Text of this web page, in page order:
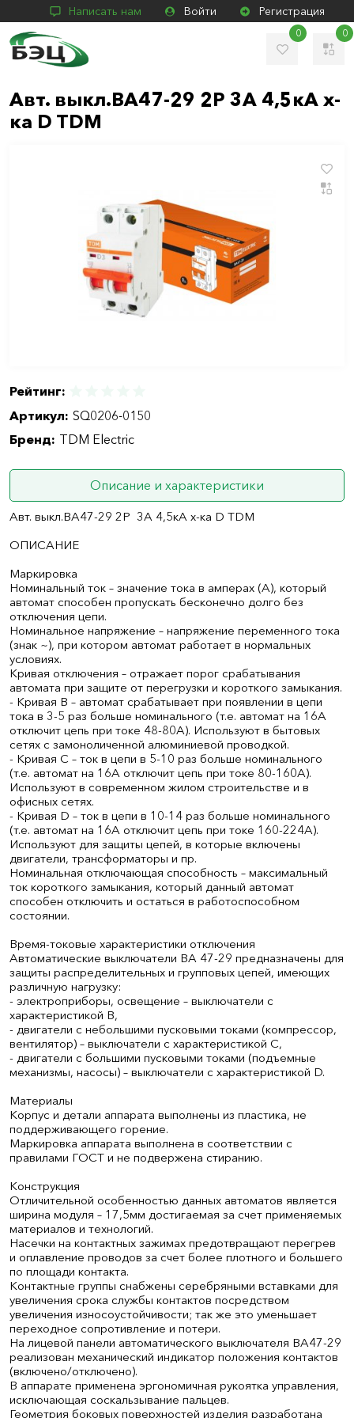
Написать нам Войти Регистрация
0 0
Авт. выкл.ВА47-29 2Р 3А 4,5кА х-
ка D TDM
Рейтинг:
Артикул: SQ0206-0150
Бренд: TDM Electric
Описание и характеристики
Авт. выкл.ВА47-29 2Р 3А 4,5кА х-ка D TDM
ОПИСАНИЕ
Маркировка
Номинальный ток – значение тока в амперах (А), который
автомат способен пропускать бесконечно долго без
отключения цепи.
Номинальное напряжение – напряжение переменного тока
(знак ~), при котором автомат работает в нормальных
условиях.
Кривая отключения – отражает порог срабатывания
автомата при защите от перегрузки и короткого замыкания.
- Кривая B – автомат срабатывает при появлении в цепи
тока в 3-5 раз больше номинального (т.е. автомат на 16А
отключит цепь при токе 48-80А). Используют в бытовых
сетях с замоноличенной алюминиевой проводкой.
- Кривая С – ток в цепи в 5-10 раз больше номинального
(т.е. автомат на 16А отключит цепь при токе 80-160А).
Используют в современном жилом строительстве и в
офисных сетях.
- Кривая D – ток в цепи в 10-14 раз больше номинального
(т.е. автомат на 16А отключит цепь при токе 160-224А).
Используют для защиты цепей, в которые включены
двигатели, трансформаторы и пр.
Номинальная отключающая способность – максимальный
ток короткого замыкания, который данный автомат
способен отключить и остаться в работоспособном
состоянии.
Время-токовые характеристики отключения
Автоматические выключатели ВА 47-29 предназначены для
защиты распределительных и групповых цепей, имеющих
различную нагрузку:
- электроприборы, освещение – выключатели с
характеристикой В,
- двигатели с небольшими пусковыми токами (компрессор,
вентилятор) – выключатели с характеристикой C,
- двигатели с большими пусковыми токами (подъемные
механизмы, насосы) – выключатели с характеристикой D.
Материалы
Корпус и детали аппарата выполнены из пластика, не
поддерживающего горение.
Маркировка аппарата выполнена в соответствии с
правилами ГОСТ и не подвержена стиранию.
Конструкция
Отличительной особенностью данных автоматов является
ширина модуля – 17,5мм достигаемая за счет применяемых
материалов и технологий.
Насечки на контактных зажимах предотвращают перегрев
и оплавление проводов за счет более плотного и большего
по площади контакта.
Контактные группы снабжены серебряными вставками для
увеличения срока службы контактов посредством
увеличения износоустойчивости; так же это уменьшает
переходное сопротивление и потери.
На лицевой панели автоматического выключателя ВА47-29
реализован механический индикатор положения контактов
(включено/отключено).
В аппарате применена эргономичная рукоятка управления,
исключающая соскальзывание пальцев.
Геометрия боковых поверхностей изделия разработана